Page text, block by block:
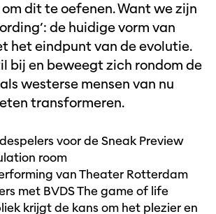
dit te oefenen. Want we zijn
de huidige vorm van
het eindpunt van de evolutie.
bij en beweegt zich rondom de
westerse mensen van nu
transformeren.
voor de Sneak Preview
room
van Theater Rotterdam
met BVDS The game of life
krijgt de kans om het plezier en